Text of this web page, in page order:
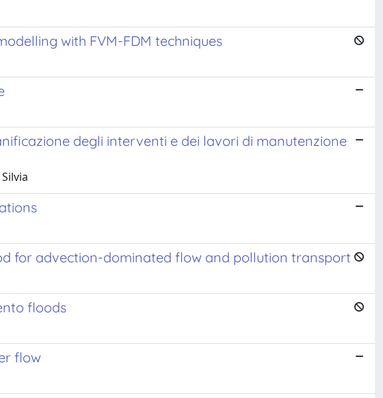
with FVM-FDM techniques
degli interventi e dei lavori di manutenzione
for advection-dominated flow and pollution transport
floods
flow